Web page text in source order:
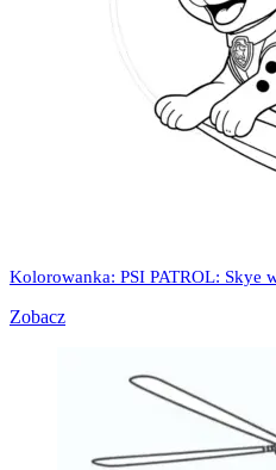
Kolorowanka: PSI PATROL: Skye
Zobacz